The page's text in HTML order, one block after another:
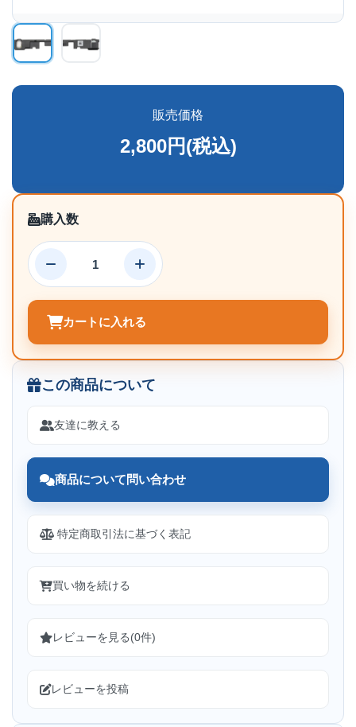
販売価格
2,800円(税込)
購入数
カートに入れる
この商品について
友達に教える
商品について問い合わせ
特定商取引法に基づく表記
買い物を続ける
レビューを見る(0件)
レビューを投稿